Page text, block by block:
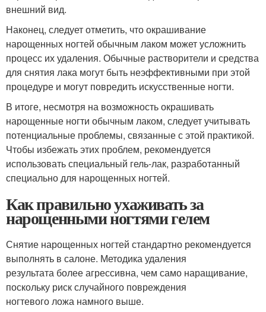
внешний вид.
Наконец, следует отметить, что окрашивание
нарощенных ногтей обычным лаком может усложнить
процесс их удаления. Обычные растворители и средства
для снятия лака могут быть неэффективными при этой
процедуре и могут повредить искусственные ногти.
В итоге, несмотря на возможность окрашивать
нарощенные ногти обычным лаком, следует учитывать
потенциальные проблемы, связанные с этой практикой.
Чтобы избежать этих проблем, рекомендуется
использовать специальный гель-лак, разработанный
специально для нарощенных ногтей.
Как правильно ухаживать за
нарощенными ногтями гелем
Снятие нарощенных ногтей стандартно рекомендуется
выполнять в салоне. Методика удаления
результата более агрессивна, чем само наращивание,
поскольку риск случайного повреждения
ногтевого ложа намного выше.